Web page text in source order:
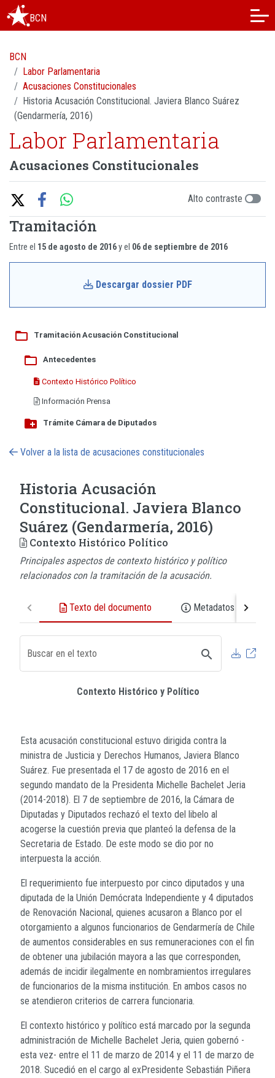
BCN
BCN
Labor Parlamentaria
Acusaciones Constitucionales
Historia Acusación Constitucional. Javiera Blanco Suárez
(Gendarmería, 2016)
Labor Parlamentaria
Acusaciones Constitucionales
Alto contraste
Tramitación
Entre el 15 de agosto de 2016y el 06 de septiembre de 2016
Descargar dossier PDF
folder_open Tramitación Acusación Constitucional
folder_open Antecedentes
Contexto Histórico Político
Información Prensa
create_new_folder Trámite Cámara de Diputados
Volver a la lista de acusaciones constitucionales
Historia Acusación
Constitucional. Javiera Blanco
Suárez (Gendarmería, 2016)
Contexto Histórico Político
Principales aspectos de contexto histórico y político
relacionados con la tramitación de la acusación.
Texto del documento Metadatos del
Buscar en el texto search
Contexto Histórico y Político
Esta acusación constitucional estuvo dirigida contra la
ministra de Justicia y Derechos Humanos, Javiera Blanco
Suárez. Fue presentada el 17 de agosto de 2016 en el
segundo mandato de la Presidenta Michelle Bachelet Jeria
(2014-2018). El 7 de septiembre de 2016, la Cámara de
Diputadas y Diputados rechazó el texto del libelo al
acogerse la cuestión previa que planteó la defensa de la
Secretaria de Estado. De este modo se dio por no
interpuesta la acción.
El requerimiento fue interpuesto por cinco diputados y una
diputada de la Unión Demócrata Independiente y 4 diputados
de Renovación Nacional, quienes acusaron a Blanco por el
otorgamiento a algunos funcionarios de Gendarmería de Chile
de aumentos considerables en sus remuneraciones con el fin
de obtener una jubilación mayora a las que corresponden,
además de incidir ilegalmente en nombramientos irregulares
de funcionarios de la misma institución. En ambos casos no
se atendieron criterios de carrera funcionaria.
El contexto histórico y político está marcado por la segunda
administración de Michelle Bachelet Jeria, quien gobernó -
esta vez- entre el 11 de marzo de 2014 y el 11 de marzo de
2018. Sucedió en el cargo al exPresidente Sebastián Piñera